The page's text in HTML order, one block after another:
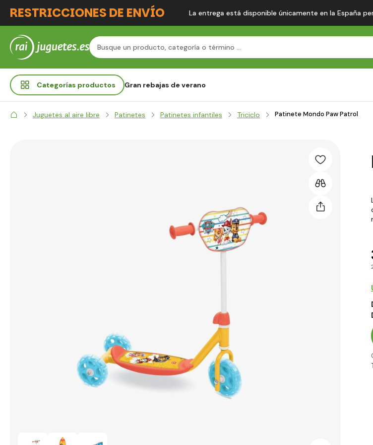
RESTRICCIONES DE ENVÍO La entrega está disponible únicamente en la España
Categorías productos Gran rebajas de verano
Juguetes al aire libre Patinetes Patinetes infantiles Triciclo Patinete Mondo Paw Patrol